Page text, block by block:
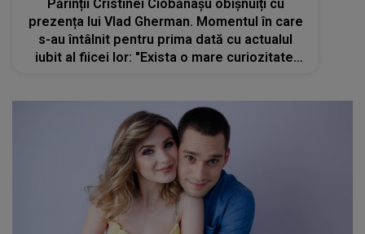
Părinții Cristinei Ciobănașu obișnuiți cu
prezența lui Vlad Gherman. Momentul în care
s-au întâlnit pentru prima dată cu actualul
iubit al fiicei lor: "Exista o mare curiozitate.